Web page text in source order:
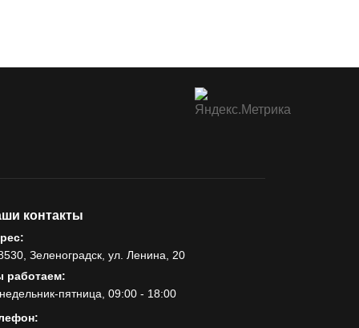
контакты
Зеленоградск, ул. Ленина, 20
работаем:
пятница, 09:00 - 18:00